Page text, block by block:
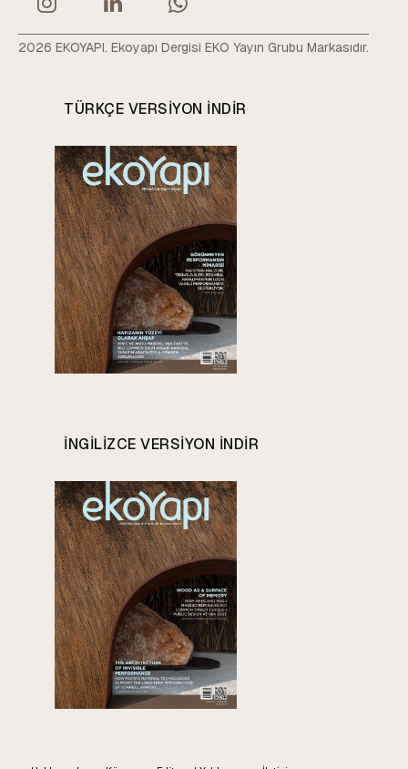
2026 EKOYAPI. Ekoyapı Dergisi EKO Yayın Grubu Markasıdır.
TÜRKÇE VERSIYON INDIR
INGILIZCE VERSIYON INDIR